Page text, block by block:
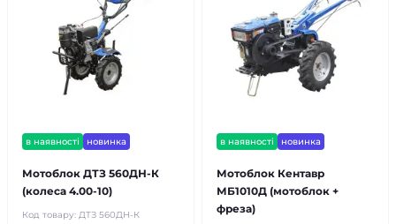
в наявності новинка
Мотоблок ДТЗ 560ДН-К
(колеса 4.00-10)
Код товару: ДТЗ 560ДН-К
в наявності новинка
Мотоблок Кентавр
МБ1010Д (мотоблок +
фреза)